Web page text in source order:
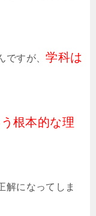
ですが、学科は
根本的な理
解になってしま